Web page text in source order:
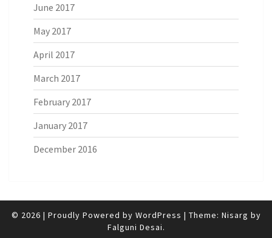
June 2017
May 2017
April 2017
March 2017
February 2017
January 2017
December 2016
© 2026 | Proudly Powered by WordPress | Theme: Nisarg by
Falguni Desai.